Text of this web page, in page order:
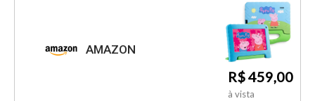
AMAZON
R$ 459,00
à vista